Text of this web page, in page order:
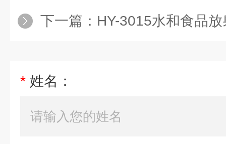
下一篇： HY-3015水和食品
* 姓名：